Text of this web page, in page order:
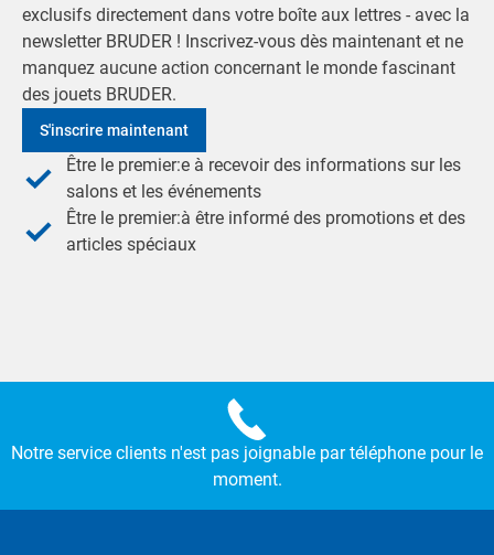
exclusifs directement dans votre boîte aux lettres - avec la
newsletter BRUDER ! Inscrivez-vous dès maintenant et ne
manquez aucune action concernant le monde fascinant
des jouets BRUDER.
S'inscrire maintenant
Être le premier:e à recevoir des informations sur les
salons et les événements
Être le premier:à être informé des promotions et des
articles spéciaux
Notre service clients n'est pas joignable par téléphone pour le
moment.